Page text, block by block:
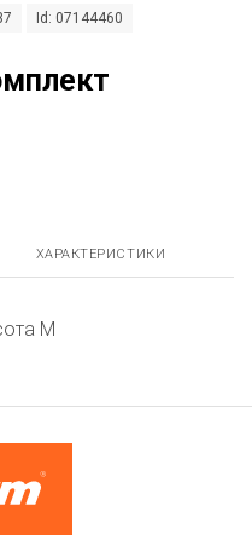
Id: 07144460
ХАРАКТЕРИСТИКИ
M